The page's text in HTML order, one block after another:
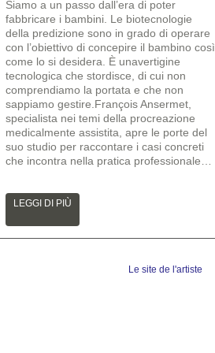
Siamo a un passo dall’era di poter
fabbricare i bambini. Le biotecnologie
della predizione sono in grado di operare
con l’obiettivo di concepire il bambino così
come lo si desidera. È unavertigine
tecnologica che stordisce, di cui non
comprendiamo la portata e che non
sappiamo gestire.François Ansermet,
specialista nei temi della procreazione
medicalmente assistita, apre le porte del
suo studio per raccontare i casi concreti
che incontra nella pratica professionale…
LEGGI DI PIÙ
Le site de l'artiste